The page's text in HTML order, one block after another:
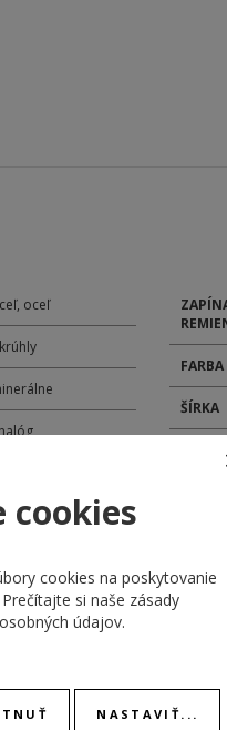
oceľ
mm
remienok kaučuk
FARBA
ŠÍRKA
cookies
cookies na poskytovanie
si naše zásady
údajov.
NASTAVIŤ...